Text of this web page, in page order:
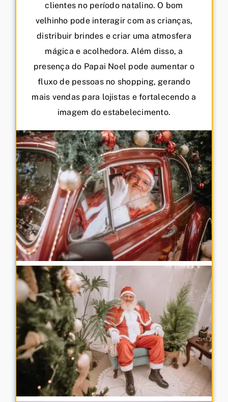
clientes no período natalino. O bom
velhinho pode interagir com as crianças,
distribuir brindes e criar uma atmosfera
mágica e acolhedora. Além disso, a
presença do Papai Noel pode aumentar o
fluxo de pessoas no shopping, gerando
mais vendas para lojistas e fortalecendo a
imagem do estabelecimento.